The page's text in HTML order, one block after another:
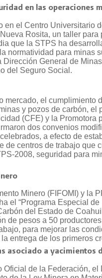
en las operaciones
en el Centro Universitario
Rosita, un taller para
que la STPS ha
normatividad para minas
General de
del Seguro Social.
mercado, el cumplimiento
y pozos de carbón, el
(CFE) y la Promotora
dos convenios
a efecto de
de centros de trabajo que
2008, seguridad para
Minero (FIFOMI) y la
el “Programa Especial de
del Estado de
de pesos a 50
para mejorar las
entrega de los primeros
asociado a yacimientos
de la Federación, el